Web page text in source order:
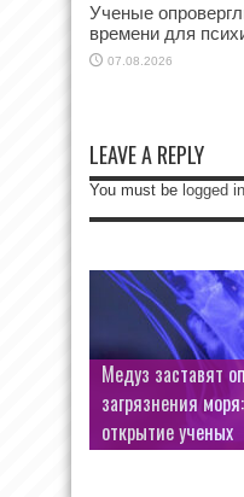
Ученые
времени для
07.08.2026
LEAVE A REPLY
You must be logged in
Медуз заставят
загрязнения
открытие ученых